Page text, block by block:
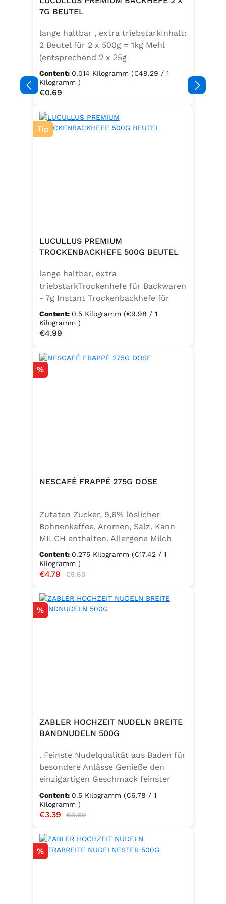
Speisefettsäuren, Folsäure,
Sellerie enthalten.
7G BEUTEL
lange haltbar , extra triebstarkInhalt:
2 Beutel für 2 x 500g = 1kg Mehl
(entsprechend 2 x 25g
Frischhefe)Zutaten: Trockenbackhefe
, Emulgator E491 (Unter
Schutzatmosphäre verpackt)
Content: 0.014 Kilogramm (€49.29 / 1
Kilogramm )
Regular price:
€0.69
Tip
LUCULLUS PREMIUM
TROCKENBACKHEFE 500G BEUTEL
lange haltbar, extra
triebstarkTrockenhefe für Backwaren
- 7g Instant Trockenbackhefe für
500g Weizenmehl, entspricht 25g
FrischhefeZutaten: Trockenbackhefe,
Emulgator Sorbitanmonostearat
Content: 0.5 Kilogramm (€9.98 / 1
Kilogramm )
Regular price:
€4.99
Discount
%
NESCAFÉ FRAPPÉ 275G DOSE
Zutaten Zucker, 9,6% löslicher
Bohnenkaffee, Aromen, Salz. Kann
MILCH enthalten. Allergene Milch
und daraus gewonnene Erzeugnisse
Content: 0.275 Kilogramm (€17.42 / 1
Kilogramm )
Sale price:
€4.79 Regular price:
€5.60
Discount
%
ZABLER HOCHZEIT NUDELN BREITE
BANDNUDELN 500G
. Feinste Nudelqualität aus Baden für
besondere Anlässe Genieße den
einzigartigen Geschmack feinster
Bandnudeln – mit den Zabler
Hochzeit Nudeln holst du dir echte
badische Qualität auf den Teller.
Hartweizengrieß, täglich frisch
aufgeschlagenen Eiern der
Content: 0.5 Kilogramm (€6.78 / 1
Kilogramm )
Sale price:
€3.39 Regular price:
€3.69
Discount
%